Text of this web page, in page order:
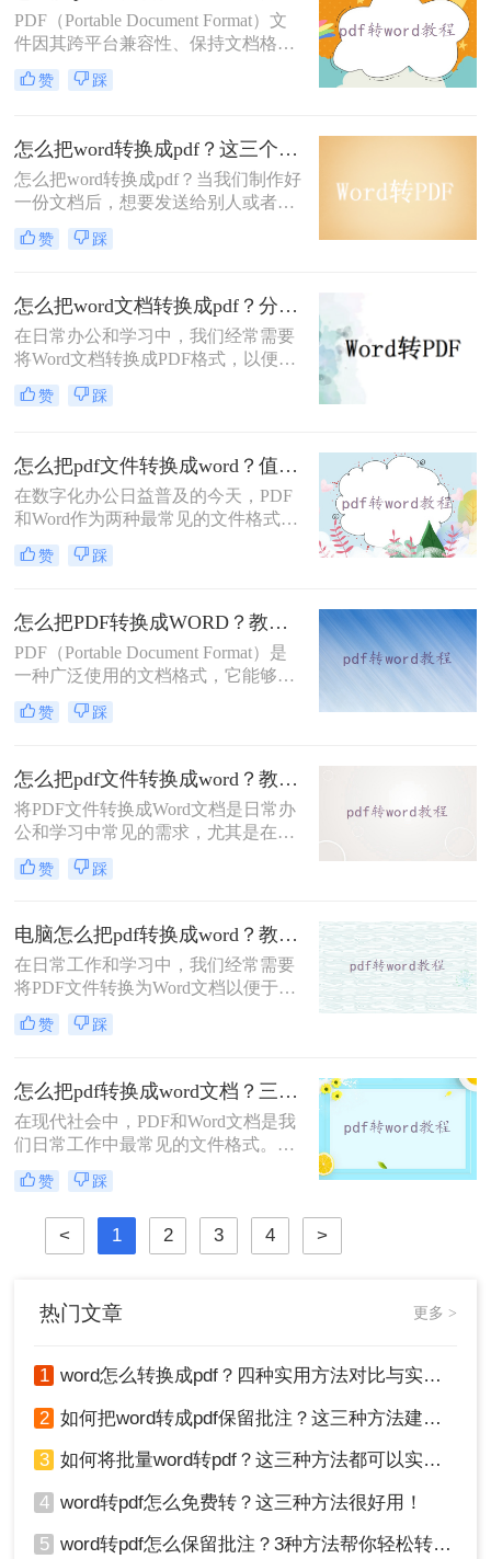
的方法，帮助您轻松完成这一任务。
PDF（Portable Document Format）文
件因其跨平台兼容性、保持文档格式
不变等优点，在日常生活和工作中得
到了广泛应用。然而，当我们需要编
转换为Word文档（如.docx格式）就变
得尤为重要。那么怎么把pdf文件转换
成word文件呢？下面，我将详细介绍
几种将PDF文件转换成Word文件的方
法。
赞 踩
怎么把word转换成pdf？这三个方法让你办公更高效！
怎么把word转换成pdf？当我们制作好
一份文档后，想要发送给别人或者是
给对方阅读，往往会转换成PDF的格
式发送，因为PDF的文件不易修改，
人会将word转pdf，那么你知道怎么
word转pdf吗？下面一起看看吧。
赞 踩
怎么把word文档转换成pdf？分享4个方法超级实用！
在日常办公和学习中，我们经常需要
将Word文档转换成PDF格式，以便在
不同设备、不同操作系统上保持一致
的显示效果，同时防止内容被随意修
助您轻松完成Word文档到PDF的转
换。
赞 踩
怎么把pdf文件转换成word？值得收藏的二种转换方法！
在数字化办公日益普及的今天，PDF
和Word作为两种最常见的文件格式，
各自有着独特的应用场景。PDF文件
以其高度的兼容性和稳定性，在电子
地；而Word文档则以其强大的编辑和
排版功能，在办公文档制作领域发挥
着不可或缺的作用。因此，将PDF文
件转换为Word文档，以满足不同的办
公需求，成为了许多职场人士的必备
技能。
赞 踩
怎么把PDF转换成WORD？教你4个方法！
PDF（Portable Document Format）是
一种广泛使用的文档格式，它能够跨
平台保持文档的格式不变。然而，在
编辑PDF文档时，许多人倾向于将其
为Word提供了更多编辑功能。那么怎
么把PDF转换成WORD呢？以下是四
种将PDF转换为Word文档的方法，适
用于不同场景和技能水平。
赞 踩
怎么把pdf文件转换成word？教你几种轻松转换pdf格式方法！
将PDF文件转换成Word文档是日常办
公和学习中常见的需求，尤其是在需
要编辑或修改PDF内容时。那么怎么
把pdf文件转换成word呢？以下将详细
松实现PDF到Word的转换。
赞 踩
电脑怎么把pdf转换成word？教你4种简单方法！
在日常工作和学习中，我们经常需要
将PDF文件转换为Word文档以便于编
辑和修改。那么电脑怎么把pdf转换成
word呢？下是一些常用的方法，帮助
赞 踩
怎么把pdf转换成word文档？三种方法供你选择！
在现代社会中，PDF和Word文档是我
们日常工作中最常见的文件格式。然
而，有时候我们会遇到一个问题，即
需要将一个PDF文件转换成Word文
档，以便于编辑、复制或修改其中的
内容。那么，怎么把pdf转换成word文
档呢？下面我将为您详细介绍几种实
赞 踩
< 1 2 3 4 >
热门文章 更多 >
1 word怎么转换成pdf？四种实用方法对比与实操指南（附详细表格）！
2 如何把word转成pdf保留批注？这三种方法建议收藏！
3 如何将批量word转pdf？这三种方法都可以实现批量转换
4 word转pdf怎么免费转？这三种方法很好用！
5 word转pdf怎么保留批注？3种方法帮你轻松转换！